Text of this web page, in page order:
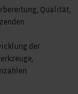
Qualität,
der